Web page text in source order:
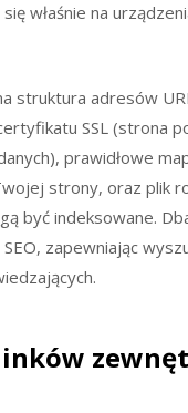
właśnie na
struktura adresów
SSL (strona
prawidłowe
strony, oraz plik
być indeksowane.
zapewniając